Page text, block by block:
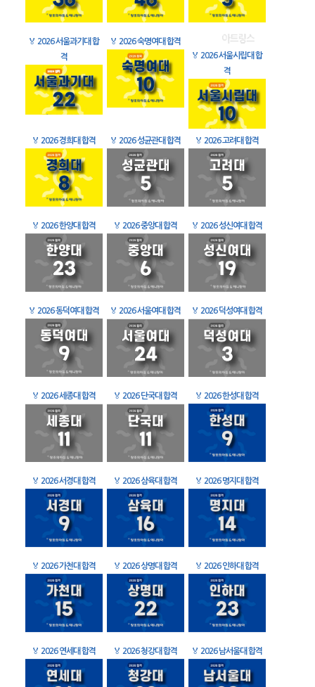
🏅 2026 서울과기대 합
격
🏅 2026 숙명여대 합격
🏅 2026 서울시립대 합
격
🏅 2026 경희대 합격 🏅 2026 성균관대 합격 🏅 2026 고려대 합격
🏅 2026 한양대 합격 🏅 2026 중앙대 합격 🏅 2026 성신여대 합격
🏅 2026 동덕여대 합격 🏅 2026 서울여대 합격 🏅 2026 덕성여대 합격
🏅 2026 세종대 합격 🏅 2026 단국대 합격 🏅 2026 한성대 합격
🏅 2026 서경대 합격 🏅 2026 삼육대 합격 🏅 2026 명지대 합격
🏅 2026 가천대 합격 🏅 2026 상명대 합격 🏅 2026 인하대 합격
🏅 2026 연세대 합격 🏅 2026 청강대 합격 🏅 2026 남서울대 합격